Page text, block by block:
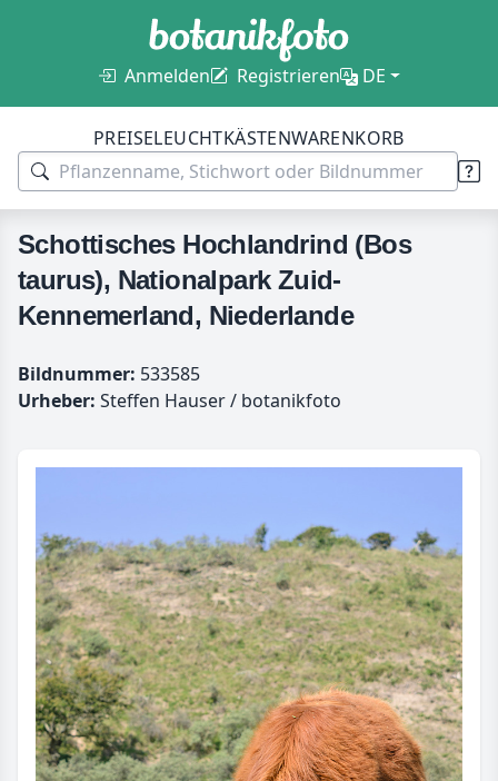
Anmelden Registrieren DE
PREISELEUCHTKÄSTENWARENKORB
Schottisches Hochlandrind (Bos
taurus), Nationalpark Zuid-
Kennemerland, Niederlande
Bildnummer: 533585
Urheber: Steffen Hauser / botanikfoto